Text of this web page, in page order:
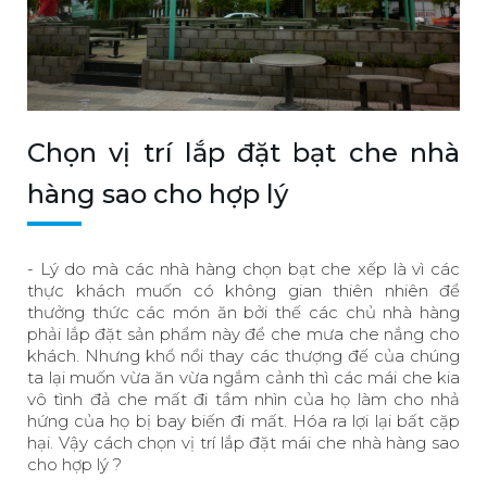
Chọn vị trí lắp đặt bạt che nhà
hàng sao cho hợp lý
- Lý do mà các nhà hàng chọn bạt che xếp là vì các
thực khách muốn có không gian thiên nhiên để
thưởng thức các món ăn bởi thế các chủ nhà hàng
phải lắp đặt sản phẩm này để che mưa che nắng cho
khách. Nhưng khổ nổi thay các thượng đế của chúng
ta lại muốn vừa ăn vừa ngắm cảnh thì các mái che kia
vô tình đả che mất đi tầm nhìn của họ làm cho nhả
hứng của họ bị bay biến đi mất. Hóa ra lợi lại bất cặp
hại. Vậy cách chọn vị trí lắp đặt mái che nhà hàng sao
cho hợp lý ?